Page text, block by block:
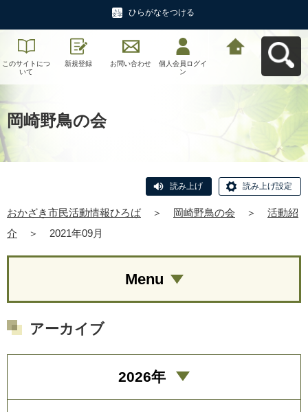
ひらがなをつける
このサイトにつ
いて
新規登録 お問い合わせ
個人会員ログイ
ン
岡崎野鳥の会
読み上げ 読み上げ設定
おかざき市民活動情報ひろば ＞ 岡崎野鳥の会 ＞
活動紹
介
＞ 2021年09月
Menu
アーカイブ
2026年